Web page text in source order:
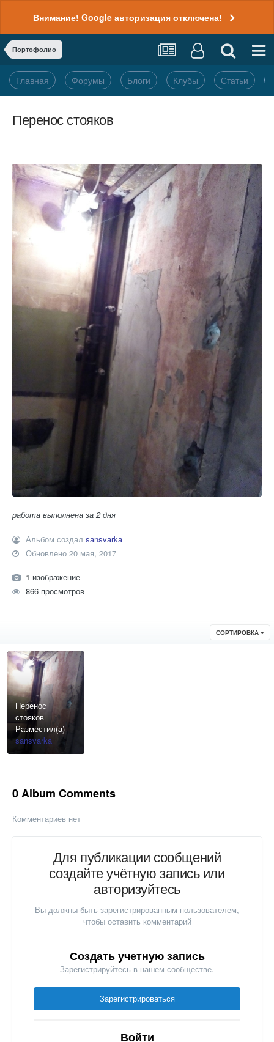
Внимание! Google авторизация отключена!
Портофолио
Главная Форумы Блоги Клубы Статьи
Перенос стояков
работа выполнена за 2 дня
Альбом создалsansvarka
Обновлено20 мая, 2017
1 изображение
866 просмотров
СОРТИРОВКА
Перенос
стояков
Разместил(а)
sansvarka
0 Album Comments
Комментариев нет
Для публикации сообщений
создайте учётную запись или
авторизуйтесь
Вы должны быть зарегистрированным пользователем,
чтобы оставить комментарий
Создать учетную запись
Зарегистрируйтесь в нашем сообществе.
Зарегистрироваться
Войти